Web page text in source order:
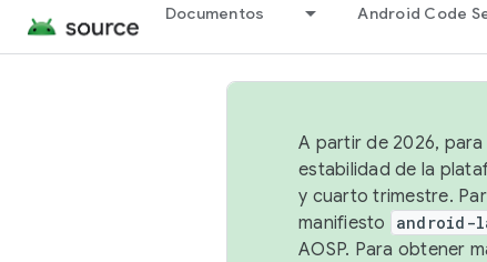
Documentos Android Code
A partir de 2026,
estabilidad de la
y cuarto trimestre.
manifiesto
android-
AOSP. Para obtener